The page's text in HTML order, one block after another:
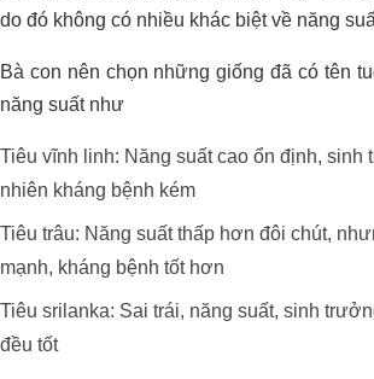
do đó không có nhiều khác biệt về năng
Bà con nên chọn những giống đã có tên
năng suất như
Tiêu vĩnh linh: Năng suất cao ổn định, sinh
nhiên kháng bệnh kém
Tiêu trâu: Năng suất thấp hơn đôi chút,
mạnh, kháng bệnh tốt hơn
Tiêu srilanka: Sai trái, năng suất, sinh
đều tốt
Dự án xử lý môi trường trang
Anh Hải_Tây Ninh
PHÁT TRIỂN VƯỜN SẦU